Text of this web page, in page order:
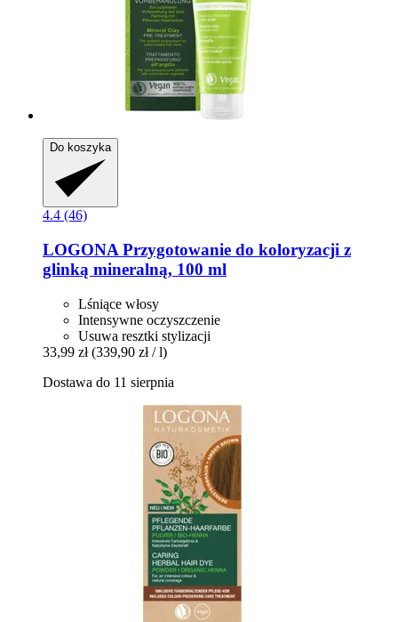
Do koszyka
4.4 (46)
LOGONA Przygotowanie do koloryzacji z
glinką mineralną, 100 ml
Lśniące włosy
Intensywne oczyszczenie
Usuwa resztki stylizacji
33,99 zł (339,90 zł / l)
Dostawa do 11 sierpnia